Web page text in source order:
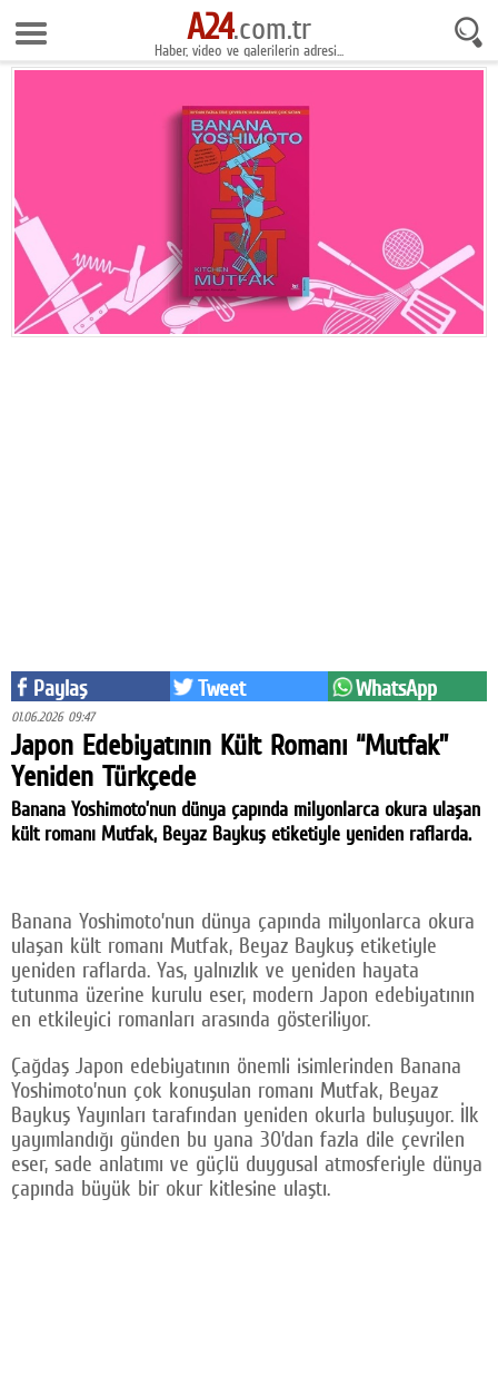
9 Ağustos 2026 14:17:27
Anasayfa
Ekonomi
Yaşam
Bilim
Kültür-sanat
Sağlık
İletişim
A24 SOSYAL MEDYA
Facebook
Twitter
Google Plus
© 2026 TÜM HAKLARI SAKLIDIR
A24.com.tr
Haber, video ve galerilerin adresi...
Paylaş Tweet WhatsApp
01.06.2026 09:47
Japon Edebiyatının Kült Romanı “Mutfak”
Yeniden Türkçede
Banana Yoshimoto’nun dünya çapında milyonlarca okura ulaşan
kült romanı Mutfak, Beyaz Baykuş etiketiyle yeniden raflarda.
Banana Yoshimoto’nun dünya çapında milyonlarca okura
ulaşan kült romanı Mutfak, Beyaz Baykuş etiketiyle
yeniden raflarda. Yas, yalnızlık ve yeniden hayata
tutunma üzerine kurulu eser, modern Japon edebiyatının
en etkileyici romanları arasında gösteriliyor.
Çağdaş Japon edebiyatının önemli isimlerinden Banana
Yoshimoto’nun çok konuşulan romanı Mutfak, Beyaz
Baykuş Yayınları tarafından yeniden okurla buluşuyor. İlk
yayımlandığı günden bu yana 30’dan fazla dile çevrilen
eser, sade anlatımı ve güçlü duygusal atmosferiyle dünya
çapında büyük bir okur kitlesine ulaştı.